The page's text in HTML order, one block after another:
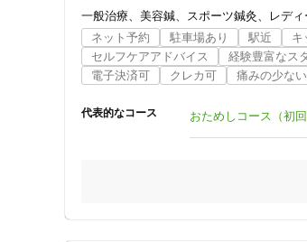
住所
ジャンル
夜も19時30分まで営業していますので
また、お支払いは、現金以外にも、ク
だけます。
はりやおきゅうが初めての方でも、初
りますので、その痛みや症状を、あき
一般治療 美容鍼 スポーツ鍼灸
レデ
ネット予約
駐車場あり 駅近 キ
セルフケアアドバイス
経験豊富なス
電子決済可
クレカ可 痛みの少な
代表的なコース おためしコース（初